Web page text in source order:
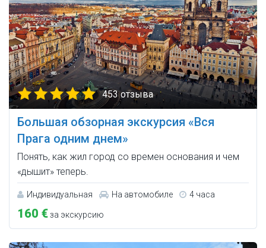
453 отзыва
Большая обзорная экскурсия «Вся
Прага одним днем»
Понять, как жил город со времен основания и чем
«дышит» теперь.
Индивидуальная На автомобиле 4 часа
160 €за экскурсию